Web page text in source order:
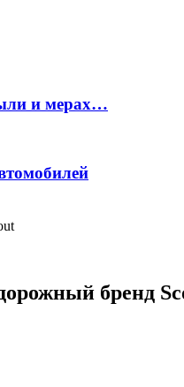
и мерах…
бренд